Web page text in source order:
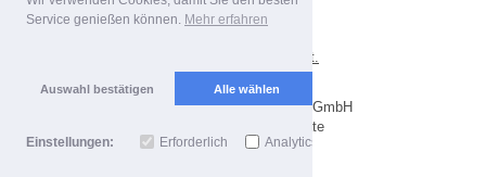
Service genießen können. Mehr erfahren
Auswahl bestätigen Alle wählen
Einstellungen: Erforderlich Analytics
Alle Preise inkl. MwSt.
Lieferbedingungen
Copyright 2026 by Dartpoint GmbH
Mobile Shop by Shopgate